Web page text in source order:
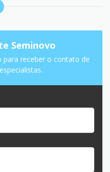
Seminovo
para receber o contato de